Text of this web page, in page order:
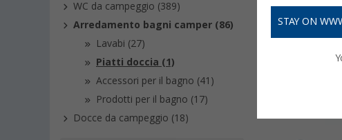
WC da campeggio (389)
Arredamento bagni camper (86)
Lavabi (27)
Piatti doccia (1)
Accessori per il bagno (41)
Prodotti per il bagno (17)
Docce da campeggio (18)
STAY ON